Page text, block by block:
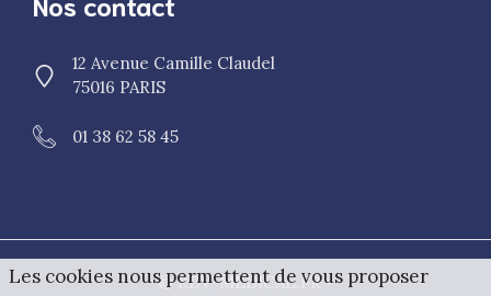
12 Avenue Camille Claudel
75016 PARIS
01 38 62 58 45
© RDV-MEDICAL.FR •
Les cookies nous permettent de vous proposer